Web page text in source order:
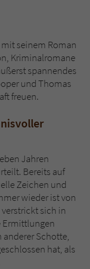
seinem Roman
Kriminalromane
spannendes
und Thomas
freuen.
Jahren
Bereits auf
Zeichen und
wieder ist von
sich in
Ermittlungen
anderer Schotte,
hat, als